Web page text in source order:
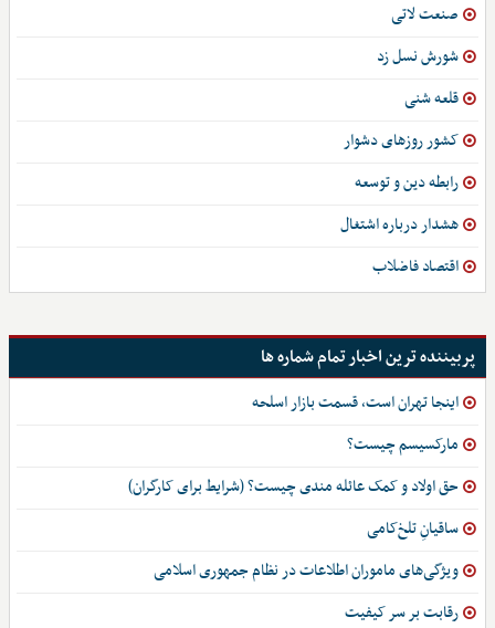
صنعت لاتی
شورش نسل زد
قلعه شنی
کشور روزهای دشوار
رابطه دین و توسعه
هشدار درباره اشتغال
اقتصاد فاضلاب
پربیننده ترین اخبار تمام شماره ها
اینجا تهران است، قسمت بازار اسلحه
مارکسیسم چیست؟
حق اولاد و کمک عائله مندی چیست؟ (شرایط برای کارگران)
ساقیانِ تلخ‌کامی
ویژگی‌های ماموران اطلاعات در نظام جمهوری اسلامی
رقابت بر سر کیفیت